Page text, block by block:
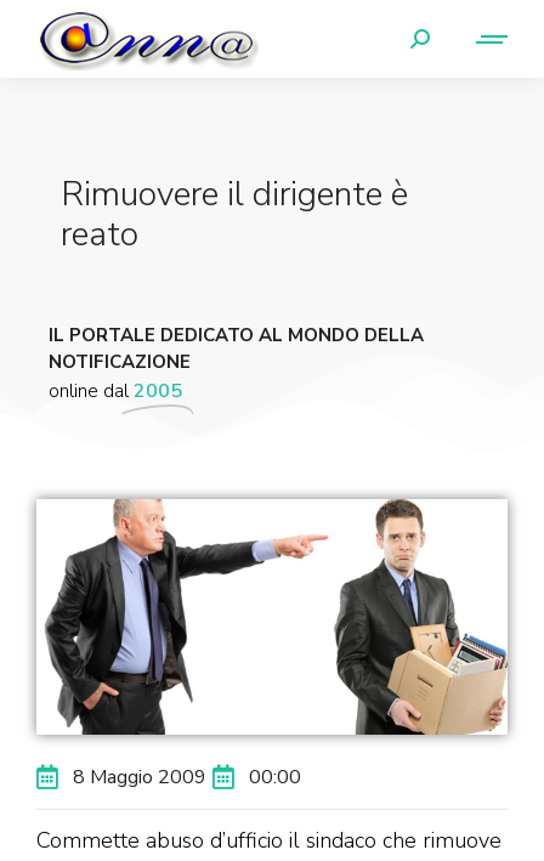
Rimuovere il dirigente è
reato
IL PORTALE DEDICATO AL MONDO DELLA
NOTIFICAZIONE
online dal2005
8 Maggio 2009 00:00
Commette abuso d’ufficio il sindaco che rimuove